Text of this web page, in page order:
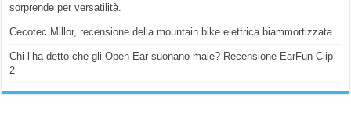
sorprende per versatilità.
Cecotec Millor, recensione della mountain bike elettrica biammortizzata.
Chi l’ha detto che gli Open-Ear suonano male? Recensione EarFun Clip
2